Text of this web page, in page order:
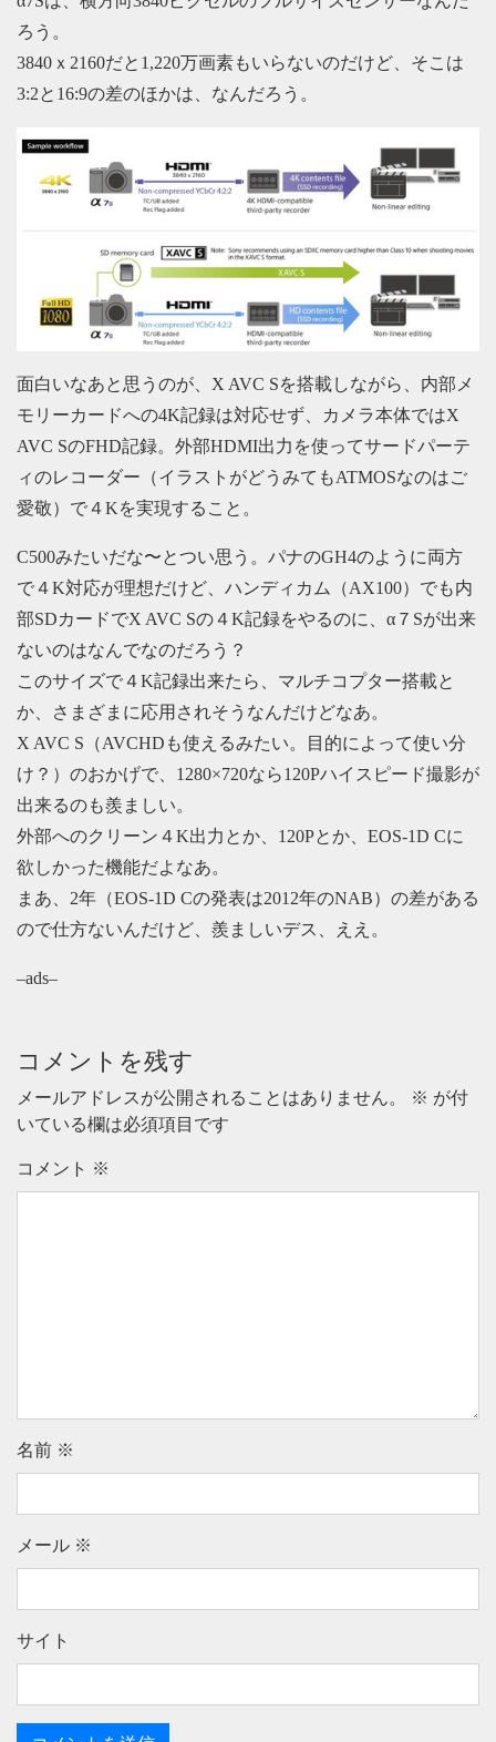
ろう。
3840ｘ2160だと1,220万画素もいらないのだけど、そこは
3:2と16:9の差のほかは、なんだろう。
面白いなあと思うのが、X AVC Sを搭載しながら、内部メ
モリーカードへの4K記録は対応せず、カメラ本体ではX
AVC SのFHD記録。外部HDMI出力を使ってサードパーテ
ィのレコーダー（イラストがどうみてもATMOSなのはご
愛敬）で４Kを実現すること。
C500みたいだな〜とつい思う。パナのGH4のように両方
で４K対応が理想だけど、ハンディカム（AX100）でも内
部SDカードでX AVC Sの４K記録をやるのに、α７Sが出来
ないのはなんでなのだろう？
このサイズで４K記録出来たら、マルチコプター搭載と
か、さまざまに応用されそうなんだけどなあ。
X AVC S（AVCHDも使えるみたい。目的によって使い分
け？）のおかげで、1280×720なら120Pハイスピード撮影が
出来るのも羨ましい。
外部へのクリーン４K出力とか、120Pとか、EOS-1D Cに
欲しかった機能だよなあ。
まあ、2年（EOS-1D Cの発表は2012年のNAB）の差がある
ので仕方ないんだけど、羨ましいデス、ええ。
–ads–
コメントを残す
メールアドレスが公開されることはありません。 ※ が付
いている欄は必須項目です
コメント ※
名前 ※
メール ※
サイト